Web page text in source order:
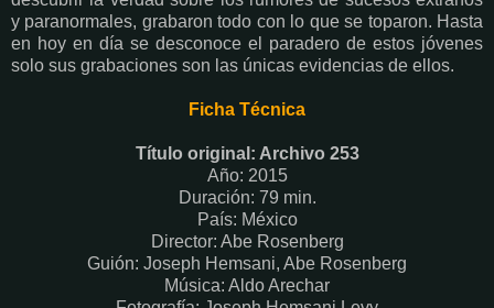
y paranormales, grabaron todo con lo que se toparon. Hasta
en hoy en día se desconoce el paradero de estos jóvenes
solo sus grabaciones son las únicas evidencias de ellos.
Ficha Técnica
Título original: Archivo 253
Año: 2015
Duración: 79 min.
País: México
Director: Abe Rosenberg
Guión: Joseph Hemsani, Abe Rosenberg
Música: Aldo Arechar